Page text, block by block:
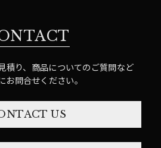
積り、商品についてのご質問など
お問合せください。
US